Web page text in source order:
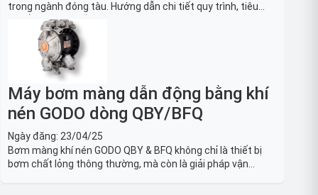
trong ngành đóng tàu. Hướng dẫn chi tiết quy trình, tiêu
chuẩn OSHA, thiết bị và Giải pháp LOTO trong công nghiệp
đóng tàu toàn diện.
Máy bơm màng dẫn động bằng khí
nén GODO dòng QBY/BFQ
Ngày đăng: 23/04/25
Bơm màng khí nén GODO QBY & BFQ không chỉ là thiết bị
bơm chất lỏng thông thường, mà còn là giải pháp vận